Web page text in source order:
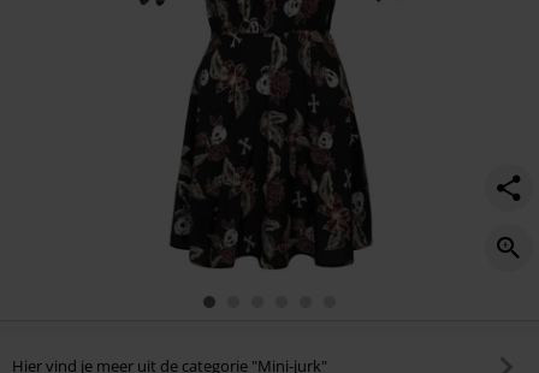
Hier vind je meer uit de categorie "Mini-jurk"